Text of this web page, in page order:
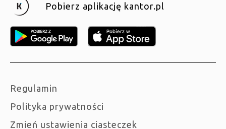
Pobierz aplikację kantor.pl
Regulamin
Polityka prywatności
Zmień ustawienia ciasteczek